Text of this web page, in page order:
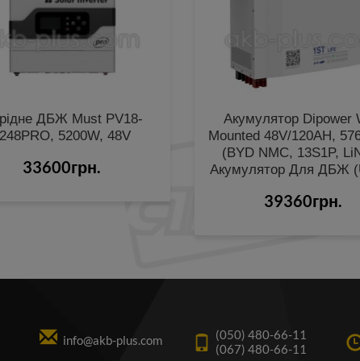
ДБЖ Must PV18-
5200W, 48V
33600грн.
Акумулятор Dipower
Mounted 48V/120AH,
(BYD NMC, 13S1P,
Акумулятор Для ДБЖ
39360грн.
info@akb-plus.com
(050) 480-66-11
(067) 480-66-11